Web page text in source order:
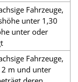
Fahrzeuge,
unter 1,30
unter oder
Fahrzeuge,
m und unter